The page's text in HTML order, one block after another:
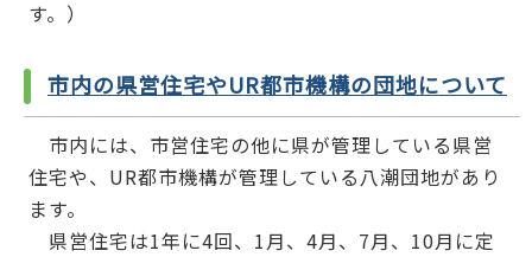
す。）
市内の県営住宅やUR都市機構の団地について
市内には、市営住宅の他に県が管理している県営
住宅や、UR都市機構が管理している八潮団地があり
ます。
県営住宅は1年に4回、1月、4月、7月、10月に定